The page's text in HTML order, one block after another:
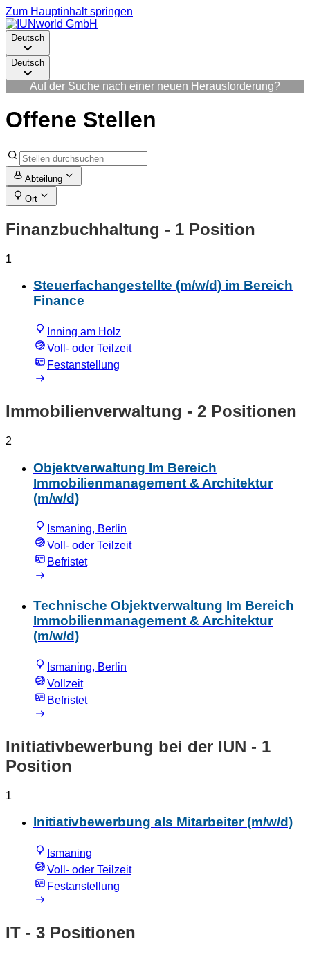
Zum Hauptinhalt springen
Deutsch
Deutsch
Auf der Suche nach einer neuen Herausforderung?
Offene Stellen
Abteilung
Ort
Finanzbuchhaltung - 1 Position
1
Steuerfachangestellte (m/w/d) im Bereich
Finance
Inning am Holz
Voll- oder Teilzeit
Festanstellung
Immobilienverwaltung - 2 Positionen
2
Objektverwaltung Im Bereich
Immobilienmanagement & Architektur
(m/w/d)
Ismaning, Berlin
Voll- oder Teilzeit
Befristet
Technische Objektverwaltung Im Bereich
Immobilienmanagement & Architektur
(m/w/d)
Ismaning, Berlin
Vollzeit
Befristet
Initiativbewerbung bei der IUN - 1
Position
1
Initiativbewerbung als Mitarbeiter (m/w/d)
Ismaning
Voll- oder Teilzeit
Festanstellung
IT - 3 Positionen